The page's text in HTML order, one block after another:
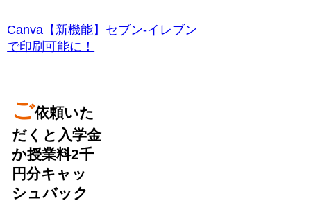
Canva【新機能】セブン‐イレブン
で印刷可能に！
ご依頼いた
だくと入学金
か授業料2千
円分キャッ
シュバック